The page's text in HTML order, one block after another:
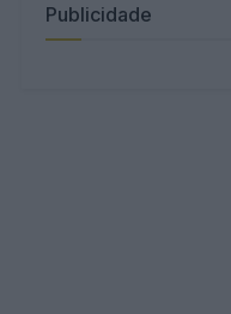
Publicidade